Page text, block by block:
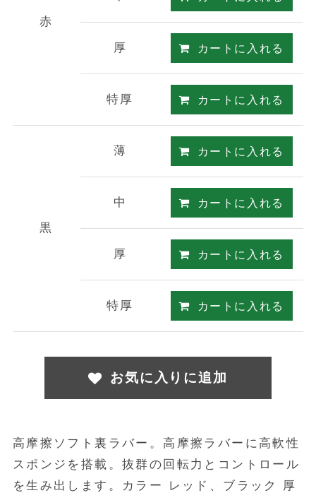
赤
厚 カートに入れる
特厚 カートに入れる
黒
薄 カートに入れる
中 カートに入れる
厚 カートに入れる
特厚 カートに入れる
お気に入りに追加
高摩擦ソフト裏ラバー。高摩擦ラバーに高軟性
スポンジを搭載。抜群の回転力とコントロール
を生み出します。カラー レッド、ブラック 厚